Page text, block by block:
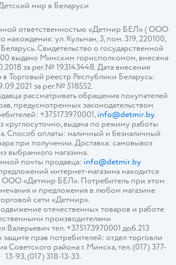
мир в Беларуси
ответственностью «Детмир БЕЛ» ( ООО
ул. Кульман, 3, пом. 319, 220100,
Свидетельство о государственной
выдано Минским горисполкомом, внесена
за рег.№ 193143448. Дата внесения
в Торговый реестр Республики Беларусь:
за рег.№ 518552.
рассматривать обращения покупателей
предусмотренных законодательством
+375173970001,info@detmir.by.
круглосуточно, выдача по режиму работы
Способ оплаты: наличный и безналичный
при получении. Доставка: самовывоз
выбранного магазина.
почты продавца: info@detmir.by
интернет-магазина находится
ООО «Детмир БЕЛ». Потребитель при этом
и предложения в любом магазине
сети «Детмир».
отечественных товаров и работе
производителями
тел. +375173970001 доб.213
прав потребителей: отдел торговли
Советского района г. Минска, тел. (017) 377-
13-93, (017) 318-13-33.